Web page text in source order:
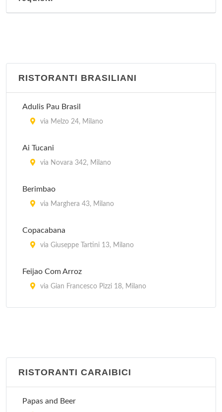
RISTORANTI BRASILIANI
Adulis Pau Brasil
via Melzo 24, Milano
Ai Tucani
via Novara 342, Milano
Berimbao
via Marghera 43, Milano
Copacabana
via Giuseppe Tartini 13, Milano
Feijao Com Arroz
via Gian Francesco Pizzi 18, Milano
via Gaetana Agnesi 17, Milano
RISTORANTI CARAIBICI
Papas and Beer